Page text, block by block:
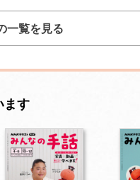
一覧を見る
ます